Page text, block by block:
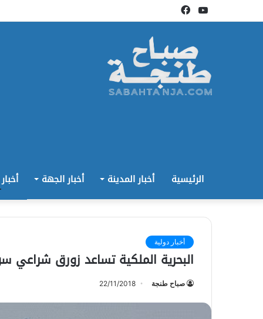
فيسبوكيوتيوب
الرئيسية أخبار المدينة أخبار الجهة
أخبار دولية
البحرية الملكية تساعد زورق
صباح طنجة 22/11/2018